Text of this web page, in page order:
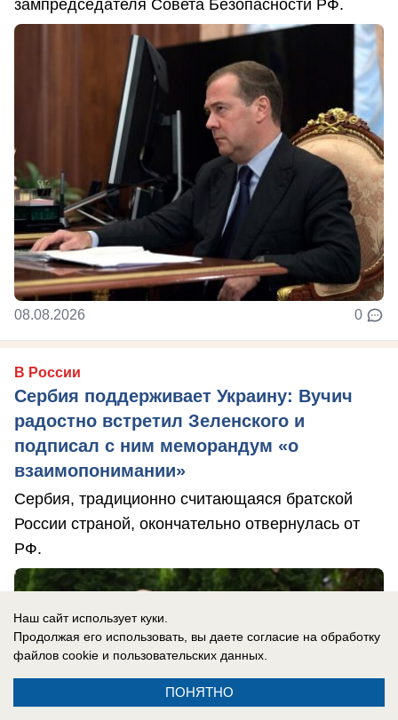
зампредседателя Совета Безопасности РФ.
08.08.2026 0
В России
Сербия поддерживает Украину: Вучич
радостно встретил Зеленского и
подписал с ним меморандум «о
взаимопонимании»
Сербия, традиционно считающаяся братской
России страной, окончательно отвернулась от
РФ.
Наш сайт использует куки.
Продолжая его использовать, вы даете согласие на обработку
файлов cookie и пользовательских данных.
ПОНЯТНО